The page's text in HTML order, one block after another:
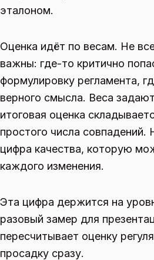
эталоном.
Оценка идёт по весам. Не
важны: где-то критично
формулировку регламента,
верного смысла. Веса
итоговая оценка
простого числа совпадений.
цифра качества, которую
каждого изменения.
Эта цифра держится на
разовый замер для
пересчитывает оценку
просадку сразу.